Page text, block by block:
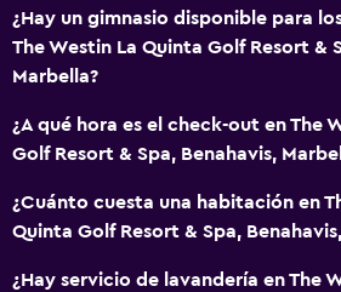
Aire acondicionado
Tienda de regalos
Golf
¿Hay un gimnasio disponible para
The Westin La Quinta Golf Resort &
Marbella?
¿A qué hora es el check-out en The
Golf Resort & Spa, Benahavis,
¿Cuánto cuesta una habitación en
Quinta Golf Resort & Spa,
¿Hay servicio de lavandería en The